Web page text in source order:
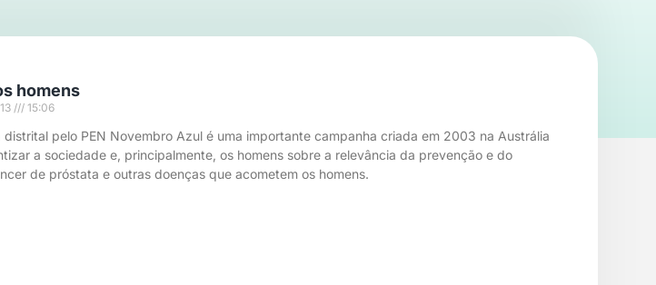
homens
15:06
pelo PEN Novembro Azul é uma importante campanha criada em 2003 na Austrália
a sociedade e, principalmente, os homens sobre a relevância da prevenção e do
de próstata e outras doenças que acometem os homens.